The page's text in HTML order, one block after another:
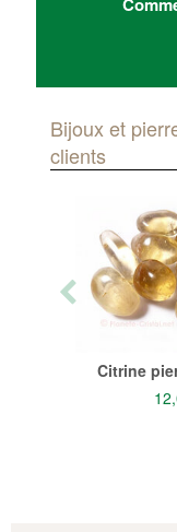
Bijoux et
clients
Citrine